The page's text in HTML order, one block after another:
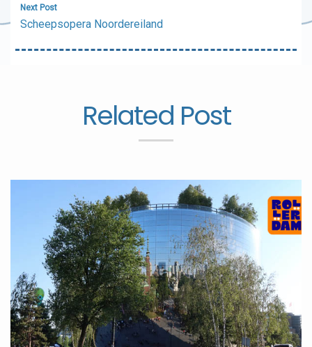
Next Post
Scheepsopera Noordereiland
Related Post